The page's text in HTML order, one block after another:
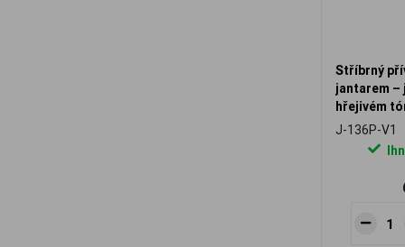
Stříbrný
jantarem –
hřejivém
J-136P-V1